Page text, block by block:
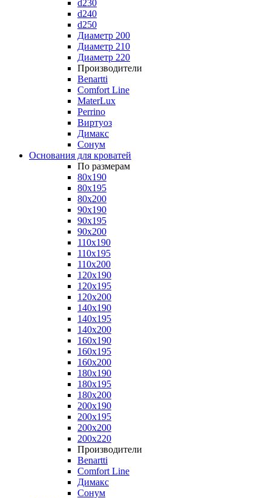
d230
d240
d250
Диаметр 200
Диаметр 210
Диаметр 220
Производители
Benartti
Comfort Line
MaterLux
Perrino
Виртуоз
Димакс
Сонум
Основания для кроватей
По размерам
80x190
80x195
80x200
90x190
90x195
90x200
110x190
110x195
110x200
120x190
120x195
120x200
140x190
140x195
140x200
160x190
160x195
160x200
180x190
180x195
180x200
200x190
200x195
200x200
200x220
Производители
Benartti
Comfort Line
Димакс
Сонум